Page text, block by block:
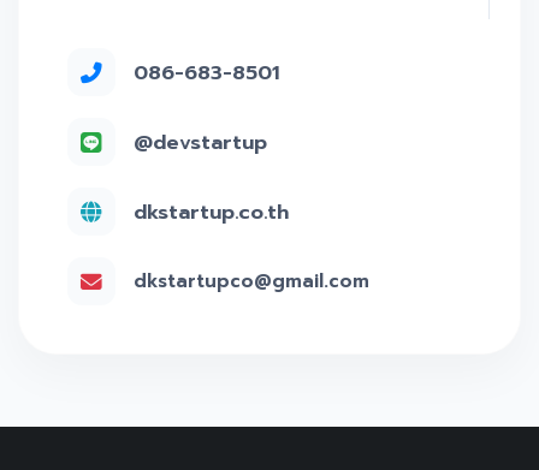
086-683-8501
@devstartup
dkstartup.co.th
dkstartupco@gmail.com